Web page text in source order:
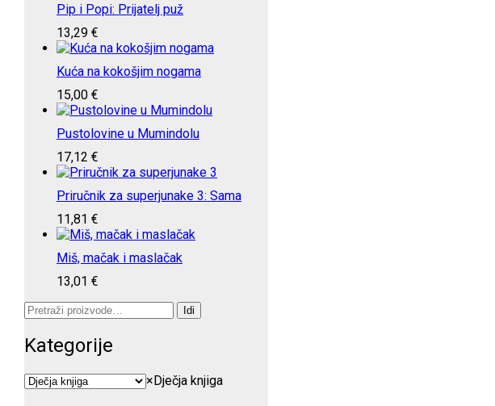
Pip i Popi: Prijatelj puž
13,29 €
Kuća na kokošjim nogama
15,00 €
Pustolovine u Mumindolu
17,12 €
Priručnik za superjunake 3: Sama
11,81 €
Miš, mačak i maslačak
13,01 €
Pretraži:
Idi
Kategorije
× Dječja knjiga